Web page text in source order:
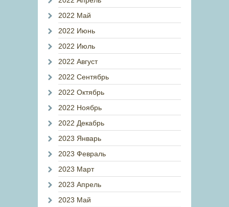
2022 Май
2022 Июнь
2022 Июль
2022 Август
2022 Сентябрь
2022 Октябрь
2022 Ноябрь
2022 Декабрь
2023 Январь
2023 Февраль
2023 Март
2023 Апрель
2023 Май